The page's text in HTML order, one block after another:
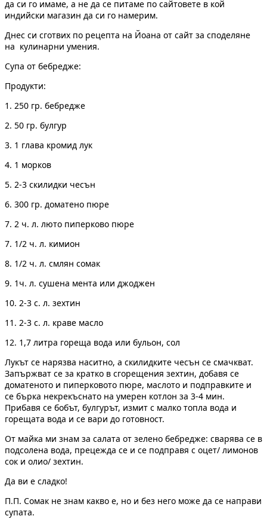
да си го имаме, а не да се питаме по сайтовете в кой
индийски магазин да си го намерим.
Днес си сготвих по рецепта на Йоана от сайт за споделяне
на кулинарни умения.
Супа от бебредже:
Продукти:
1. 250 гр. бебредже
2. 50 гр. булгур
3. 1 глава кромид лук
4. 1 морков
5. 2-3 скилидки чесън
6. 300 гр. доматено пюре
7. 2 ч. л. люто пиперково пюре
7. 1/2 ч. л. кимион
8. 1/2 ч. л. смлян сомак
9. 1ч. л. сушена мента или джоджен
10. 2-3 с. л. зехтин
11. 2-3 с. л. краве масло
12. 1,7 литра гореща вода или бульон, сол
Лукът се нарязва наситно, а скилидките чесън се смачкват.
Запържват се за кратко в сгорещения зехтин, добавя се
доматеното и пиперковото пюре, маслото и подправките и
се бърка некрекъснато на умерен котлон за 3-4 мин.
Прибавя се бобът, булгурът, измит с малко топла вода и
горещата вода и се вари до готовност.
От майка ми знам за салата от зелено бебредже: сварява се в
подсолена вода, прецежда се и се подправя с оцет/ лимонов
сок и олио/ зехтин.
Да ви е сладко!
П.П. Сомак не знам какво е, но и без него може да се направи
супата.